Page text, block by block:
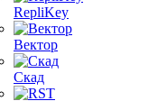
RepliKey
Вектор
Скад